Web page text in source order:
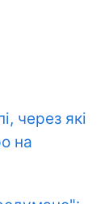
через які
на